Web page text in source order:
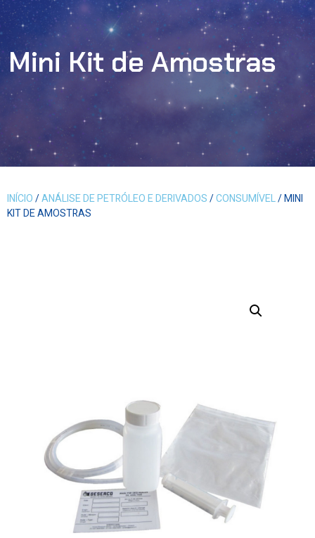
Mini Kit de Amostras
INÍCIO/ANÁLISE DE PETRÓLEO E DERIVADOS/CONSUMÍVEL/ MINI
KIT DE AMOSTRAS